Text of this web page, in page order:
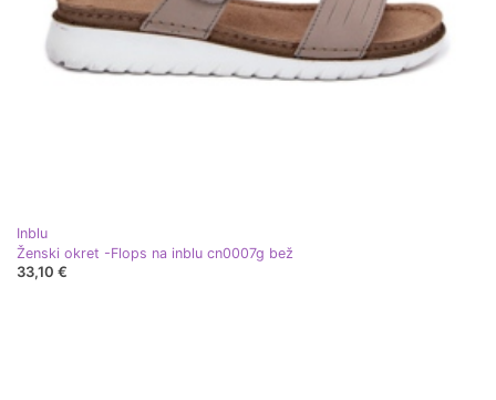
Inblu
Ženski okret -Flops na inblu cn0007g bež
33,10 €